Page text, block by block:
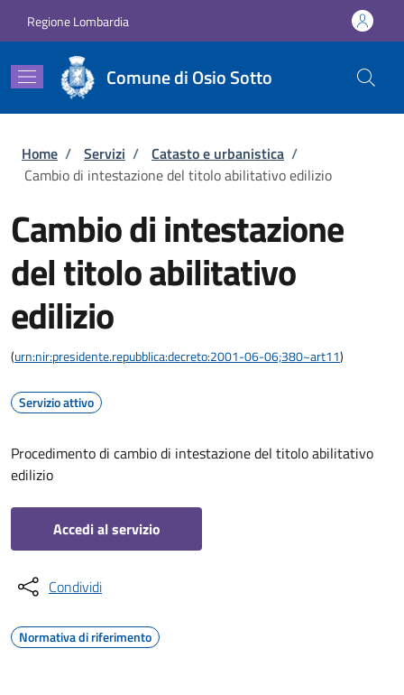
Regione Lombardia
Comune di Osio Sotto
Briciole di pane
Home / Servizi / Catasto e urbanistica /
Cambio di intestazione del titolo abilitativo edilizio
Cambio di intestazione
del titolo abilitativo
edilizio
(urn:nir:presidente.repubblica:decreto:2001-06-06;380~art11)
Servizio attivo
Procedimento di cambio di intestazione del titolo abilitativo
edilizio
Accedi al servizio
Condividi
Normativa di riferimento